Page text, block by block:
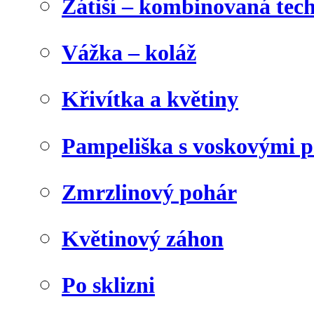
Zátiší – kombinovaná
Vážka – koláž
Křivítka a květiny
Pampeliška s voskovými
Zmrzlinový pohár
Květinový záhon
Po sklizni